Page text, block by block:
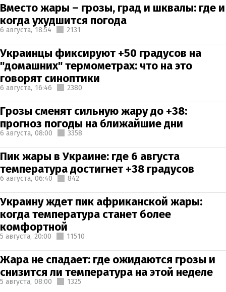
Вместо жары – грозы, град и шквалы: где и
когда ухудшится погода
6 августа, 18:54 2131
Украинцы фиксируют +50 градусов на
"домашних" термометрах: что на это
говорят синоптики
6 августа, 16:46 2380
Грозы сменят сильную жару до +38:
прогноз погоды на ближайшие дни
6 августа, 08:00 3358
Пик жары в Украине: где 6 августа
температура достигнет +38 градусов
6 августа, 06:40 842
Украину ждет пик африканской жары:
когда температура станет более
комфортной
5 августа, 20:00 11510
Жара не спадает: где ожидаются грозы и
снизится ли температура на этой неделе
5 августа, 08:00 1325